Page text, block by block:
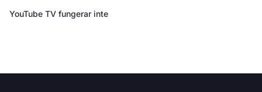
YouTube TV fungerar inte